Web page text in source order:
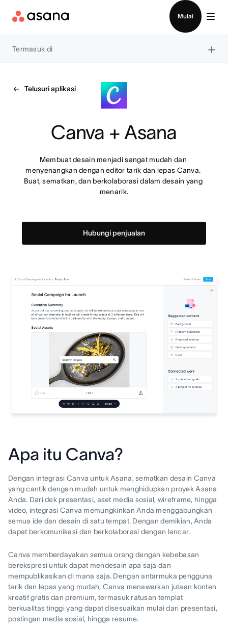
Mulai
Termasuk di ×
Telusuri aplikasi
Canva + Asana
Membuat desain menjadi sangat mudah dan
menyenangkan dengan editor tarik dan lepas Canva.
Buat, sematkan, dan berkolaborasi dalam desain yang
menarik.
Hubungi penjualan
Apa itu Canva?
Dengan integrasi Canva untuk Asana, sematkan desain Canva
yang cantik dengan mudah untuk menghidupkan proyek Asana
Anda. Dari dek presentasi, aset media sosial, wireframe, hingga
video, integrasi Canva memungkinkan Anda menggabungkan
semua ide dan desain di satu tempat. Dengan demikian, Anda
dapat berkomunikasi dan berkolaborasi dengan lancar.
Canva memberdayakan semua orang dengan kebebasan
berekspresi untuk dapat mendesain apa saja dan
mempublikasikan di mana saja. Dengan antarmuka pengguna
tarik dan lepas yang mudah, Canva menawarkan jutaan konten
kreatif gratis dan premium, termasuk ratusan templat
berkualitas tinggi yang dapat disesuaikan mulai dari presentasi,
postingan media sosial, hingga resume.